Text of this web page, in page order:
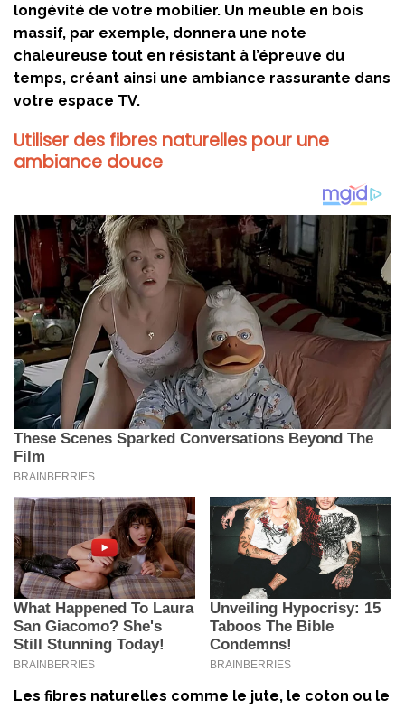
longévité de votre mobilier. Un meuble en bois
massif, par exemple, donnera une note
chaleureuse tout en résistant à l’épreuve du
temps, créant ainsi une ambiance rassurante dans
votre espace TV.
Utiliser des fibres naturelles pour une
ambiance douce
Les fibres naturelles comme le jute, le coton ou le